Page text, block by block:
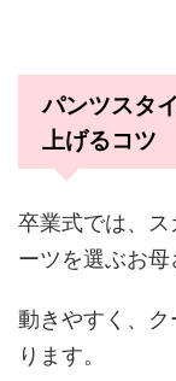
パンツスタ
上げるコツ
卒業式では、
ーツを選ぶお母
動きやすく、
ります。